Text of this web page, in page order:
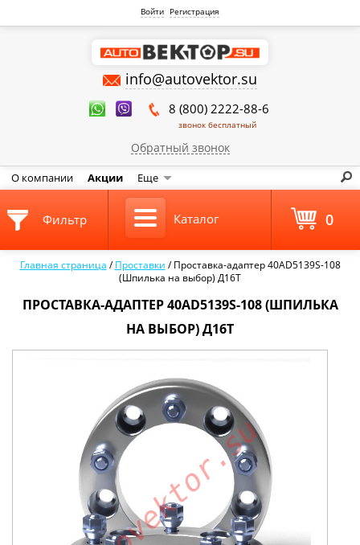
Войти Регистрация
info@autovektor.su
8 (800) 2222-88-6
звонок бесплатный
Обратный звонок
О компании Акции Еще
Главная страница /Проставки /Проставка-адаптер 40AD5139S-108
(Шпилька на выбор) Д16Т
ПРОСТАВКА-АДАПТЕР 40AD5139S-108 (ШПИЛЬКА
НА ВЫБОР) Д16Т
Фильтр Каталог 0